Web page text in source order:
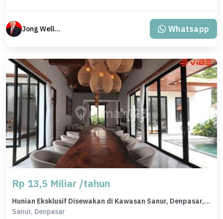
Jong Welly Sutrisno Whatsapp
Rp 13,5 Miliar /tahun
Hunian Eksklusif Disewakan di Kawasan Sanur, Denpasar, LB 375m²
Sanur, Denpasar